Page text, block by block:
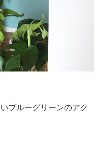
ブルーグリーンのアク